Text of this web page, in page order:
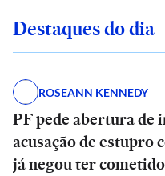
Destaques do dia
ROSEANN KENNEDY
PF pede abertura
acusação de estupro
já negou ter